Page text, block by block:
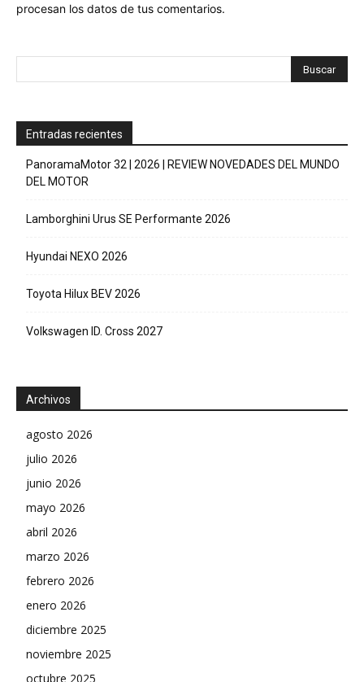
procesan los datos de tus comentarios.
Entradas recientes
PanoramaMotor 32 | 2026 | REVIEW NOVEDADES DEL MUNDO
DEL MOTOR
Lamborghini Urus SE Performante 2026
Hyundai NEXO 2026
Toyota Hilux BEV 2026
Volkswagen ID. Cross 2027
Archivos
agosto 2026
julio 2026
junio 2026
mayo 2026
abril 2026
marzo 2026
febrero 2026
enero 2026
diciembre 2025
noviembre 2025
octubre 2025